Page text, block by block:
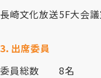
長崎文化放送5F大会
3．出席委員
委員総数 8名